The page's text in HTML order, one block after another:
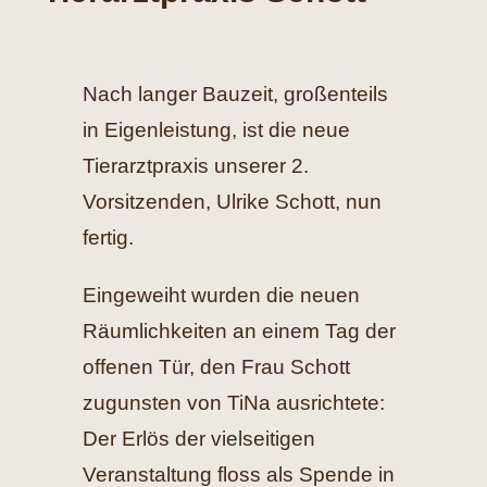
Kontakt
Suche
Nach langer Bauzeit, großenteils
in Eigenleistung, ist die neue
Tierarztpraxis unserer 2.
Vorsitzenden, Ulrike Schott, nun
fertig.
Eingeweiht wurden die neuen
Räumlichkeiten an einem Tag der
offenen Tür, den Frau Schott
zugunsten von TiNa ausrichtete:
Der Erlös der vielseitigen
Veranstaltung floss als Spende in